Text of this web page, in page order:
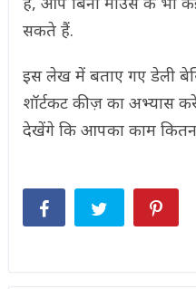
सकते हैं.
इस लेख में बताए गए डेली
शॉर्टकट कीज़ का अभ्यास
देखेंगे कि आपका काम